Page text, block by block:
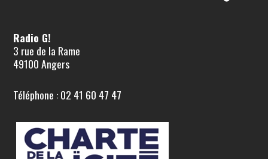
Radio G!
3 rue de la Rame
49100 Angers
Téléphone : 02 41 60 47 47